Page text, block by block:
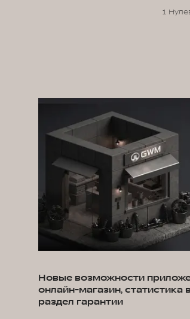
1
Новые возможности
онлайн-магазин, статистика
раздел гарантии